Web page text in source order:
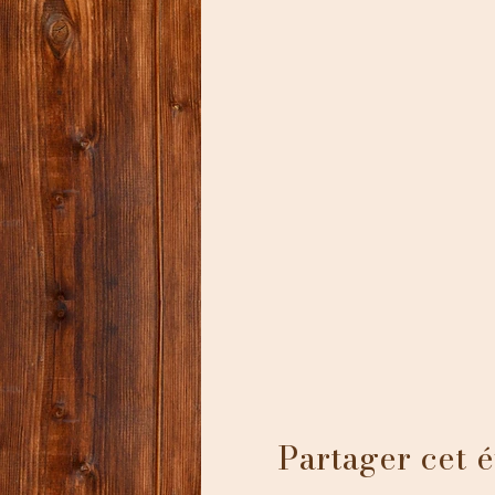
Partager cet